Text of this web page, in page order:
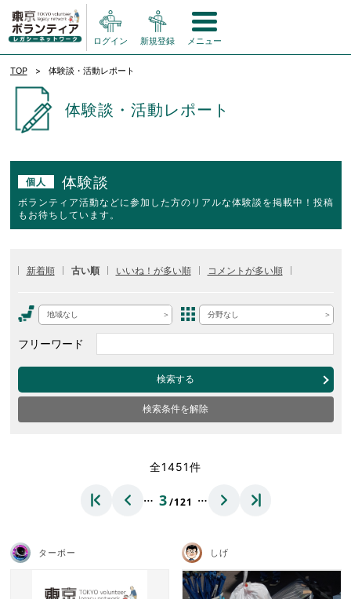
ログイン 新規登録 メニュー
TOP 体験談・活動レポート
体験談・活動レポート
個人 体験談
ボランティア活動などに参加した方のリアルな体験談を掲載中！投稿
もお待ちしています。
新着順 古い順 いいね！が多い順 コメントが多い順
地域なし 分野なし
フリーワード
検索する
検索条件を解除
全1451件
… 3/121 …
ターボー しげ